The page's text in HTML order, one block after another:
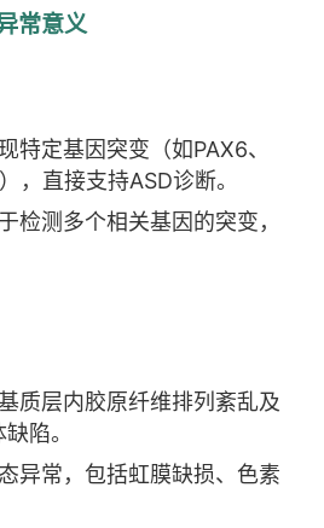
常意义
特定基因突变（如PAX6、
，直接支持ASD诊断。
检测多个相关基因的突变，
质层内胶原纤维排列紊乱及
陷。
异常，包括虹膜缺损、色素